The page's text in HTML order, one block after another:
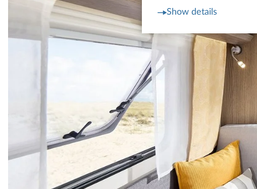
Show details